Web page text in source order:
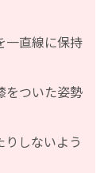
直線に保持
ついた姿勢
しないよう